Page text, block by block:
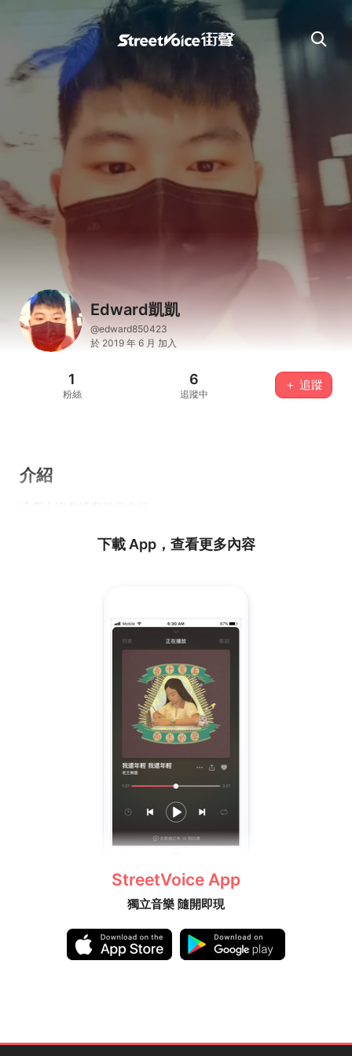
Edward凱凱
@edward850423
於 2019 年 6 月 加入
1
粉絲
6
追蹤中
＋ 追蹤
介紹
下載 App，查看更多內容
StreetVoice App
獨立音樂 隨開即現